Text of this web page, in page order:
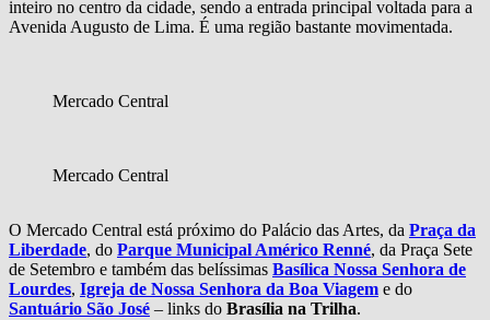
inteiro no centro da cidade, sendo a entrada principal voltada para a
Avenida Augusto de Lima. É uma região bastante movimentada.
Mercado Central
Mercado Central
O Mercado Central está próximo do Palácio das Artes, da Praça da
Liberdade, do Parque Municipal Américo Renné, da Praça Sete
de Setembro e também das belíssimas Basílica Nossa Senhora de
Lourdes, Igreja de Nossa Senhora da Boa Viagem e do
Santuário São José – links do Brasília na Trilha.